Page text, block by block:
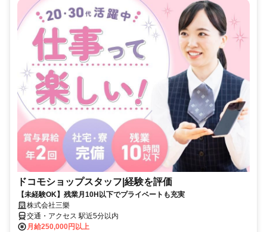
ドコモショップスタッフ|経験を評価
【未経験OK】残業月10H以下でプライベートも充実
株式会社三樂
交通・アクセス 駅近5分以内
月給250,000円以上